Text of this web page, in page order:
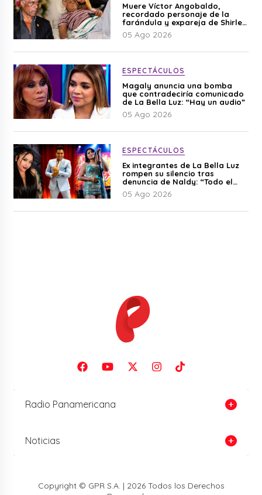
Muere Víctor Angobaldo,
recordado personaje de la
farándula y expareja de Shirley
Cherres
05 Ago 2026
ESPECTÁCULOS
Magaly anuncia una bomba
que contradeciría comunicado
de La Bella Luz: “Hay un audio”
05 Ago 2026
ESPECTÁCULOS
Ex integrantes de La Bella Luz
rompen su silencio tras
denuncia de Naldy: “Todo el
mundo lo sabía”
05 Ago 2026
Radio Panamericana
Noticias
Copyright © GPR S.A. | 2026 Todos los Derechos